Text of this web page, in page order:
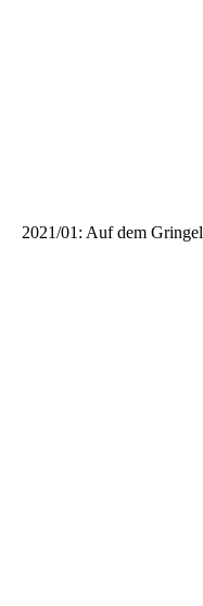
2021/01: Auf dem Gringel